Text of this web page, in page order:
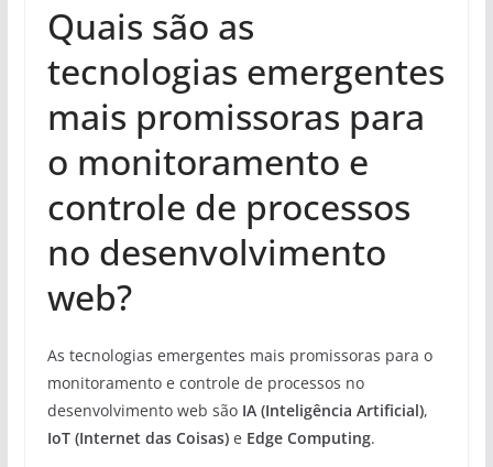
Quais são as
tecnologias emergentes
mais promissoras para
o monitoramento e
controle de processos
no desenvolvimento
web?
As tecnologias emergentes mais promissoras para o
monitoramento e controle de processos no
desenvolvimento web são IA (Inteligência Artificial),
IoT (Internet das Coisas)e Edge Computing.